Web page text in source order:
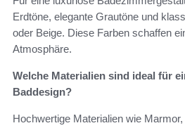
Erdtöne, elegante Grautöne und
oder Beige. Diese Farben schaffen
Atmosphäre.
Welche Materialien sind ideal für
Baddesign?
Hochwertige Materialien wie